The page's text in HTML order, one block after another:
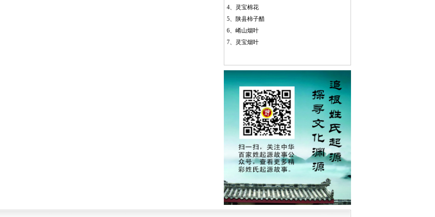
4、 灵宝棉花
5、 陕县柿子醋
6、 崤山烟叶
7、 灵宝烟叶